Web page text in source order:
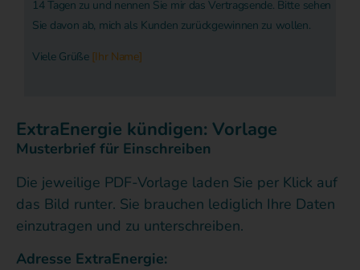
14 Tagen zu und nennen Sie mir das Vertragsende. Bitte sehen
Sie davon ab, mich als Kunden zurückgewinnen zu wollen.
Viele Grüße [Ihr Name]
ExtraEnergie kündigen: Vorlage
Musterbrief für Einschreiben
Die jeweilige PDF-Vorlage laden Sie per Klick auf
das Bild runter. Sie brauchen lediglich Ihre Daten
einzutragen und zu unterschreiben.
Adresse ExtraEnergie: